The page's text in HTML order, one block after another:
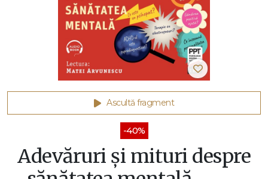
Ascultă fragment
-40%
Adevăruri și mituri despre